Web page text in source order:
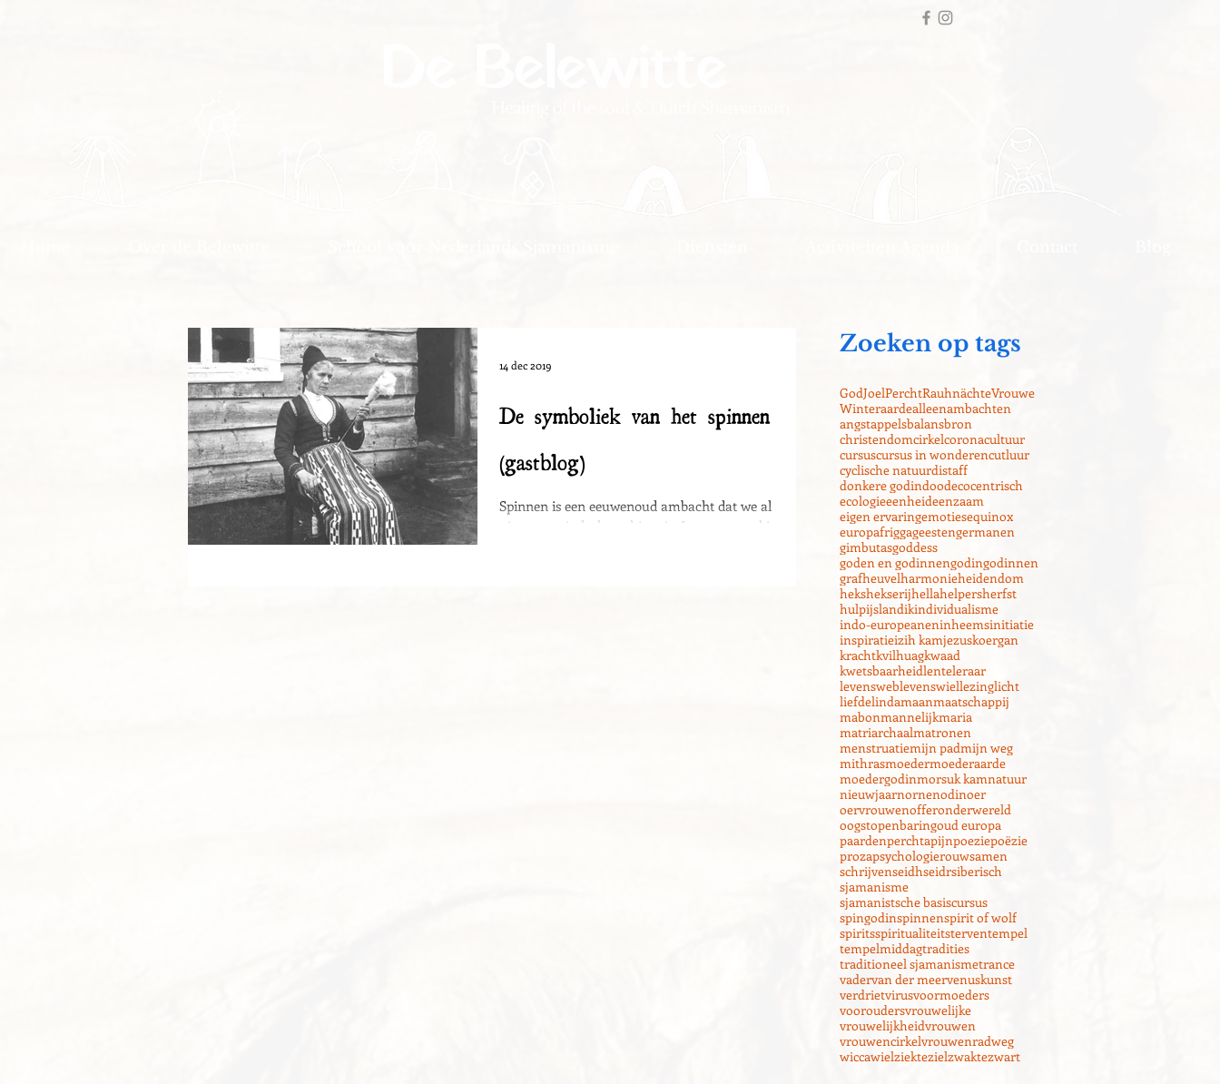
De symboliek van het spinnen
(gastblog)
Spinnen is een eeuwenoud ambacht dat we al
uitvoeren sinds de prehistorie. In samenwerking met
14 dec 2019
Zoeken op tags
GodJoelPerchtRauhnächteVrouwe
Winteraardealleenambachten
angstappelsbalansbron
christendomcirkelcoronacultuur
cursuscursus in wonderencutluur
cyclische natuurdistaff
donkere godindoodecocentrisch
ecologieeenheideenzaam
eigen ervaringemotiesequinox
europafriggageestengermanen
gimbutasgoddess
goden en godinnengodingodinnen
grafheuvelharmonieheidendom
hekshekserijhellahelpersherfst
hulpijslandikindividualisme
indo-europeaneninheemsinitiatie
inspiratieizih kamjezuskoergan
krachtkvilhuagkwaad
kwetsbaarheidlenteleraar
levensweblevenswiellezinglicht
liefdelindamaanmaatschappij
mabonmannelijkmaria
matriarchaalmatronen
menstruatiemijn padmijn weg
mithrasmoedermoederaarde
moedergodinmorsuk kamnatuur
nieuwjaarnornenodinoer
oervrouwenofferonderwereld
oogstopenbaringoud europa
paardenperchtapijnpoeziepoëzie
prozapsychologierouwsamen
schrijvenseidhseidrsiberisch
sjamanisme
sjamanistsche basiscursus
spingodinspinnenspirit of wolf
spiritsspiritualiteitsterventempel
tempelmiddagtradities
traditioneel sjamanismetrance
vadervan der meervenuskunst
verdrietvirusvoormoeders
vooroudersvrouwelijke
vrouwelijkheidvrouwen
vrouwencirkelvrouwenradweg
wiccawielziektezielzwaktezwart